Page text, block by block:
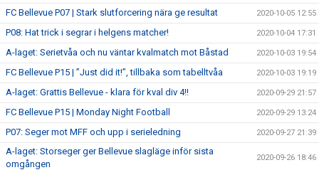
FC Bellevue P07 | Stark slutforcering nära ge resultat 2020-10-05 12:55
P08: Hat trick i segrar i helgens matcher! 2020-10-04 17:31
A-laget: Serietvåa och nu väntar kvalmatch mot Båstad 2020-10-03 19:54
FC Bellevue P15 | ”Just did it!”, tillbaka som tabelltvåa 2020-10-03 19:19
A-laget: Grattis Bellevue - klara för kval div 4!! 2020-09-29 21:57
FC Bellevue P15 | Monday Night Football 2020-09-29 13:24
P07: Seger mot MFF och upp i serieledning 2020-09-27 21:39
A-laget: Storseger ger Bellevue slagläge inför sista
omgången
2020-09-26 18:46